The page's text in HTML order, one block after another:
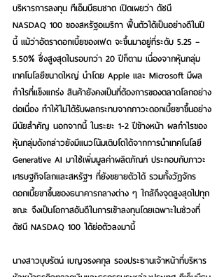
บริหารการลงทุน ทีเอ็มบีธนชาต เปิดเผยว่า ดัชนี
NASDAQ 100 ของสหรัฐอเมริกา ฟื้นตัวได้เป็นอย่างดีในปี
นี้ แม้ว่าอัตราดอกเบี้ยของเฟด จะขึ้นมาอยู่ที่ระดับ 5.25 –
5.50% ซึ่งสูงสุดในรอบกว่า 20 ปีก็ตาม เนื่องจากหุ้นกลุ่ม
เทคโนโลยีขนาดใหญ่ นำโดย Apple และ Microsoft มีผล
กำไรที่แข็งแกร่ง สินค้ายังคงเป็นที่ต้องการของตลาดโลกอย่าง
ต่อเนื่อง ทำให้ไม่ได้รับผลกระทบจากภาวะดอกเบี้ยขาขึ้นอย่าง
มีนัยสำคัญ นอกจากนี้ ในระยะ 1-2 ปีข้างหน้า ผลกำไรของ
หุ้นกลุ่มดังกล่าวยังมีแนวโน้มเติบโตได้จากการนำเทคโนโลยี
Generative AI มาใช้เพิ่มมูลค่าผลิตภัณฑ์ ประกอบกับภาวะ
เศรษฐกิจโลกและสหรัฐฯ ที่ยังขยายตัวได้ รวมทั้งวัฏจักร
ดอกเบี้ยขาขึ้นของธนาคารกลางต่าง ๆ ใกล้ถึงจุดสูงสุดไปทุก
ขณะ จึงเป็นโอกาสอันดีในการเข้าลงทุนโดยเฉพาะในช่วงที่
ดัชนี NASDAQ 100 ได้ย่อตัวลงมานี้
นางสาวบุษรัตน์ เบญจรงคกุล รองประธานเจ้าหน้าที่บริหาร